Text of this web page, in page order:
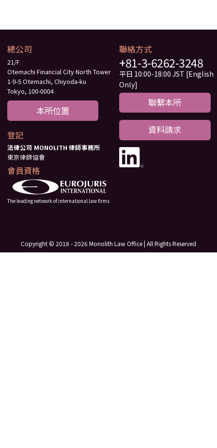
總公司
21/F
Otemachi Financial City North Tower
1-9-5 Otemachi, Chiyoda-ku
Tokyo, 100-0004
本所位置
登記
法律公司 MONOLITH 律師事務所
東京律師協會
會員資格
The leading network of international law firms
聯絡方式
+81-3-6262-3248
平日 10:00-18:00 JST [English
Only]
聯繫本所
資料請求
Copyright © 2018 - 2026 Monolith Law Office | All Rights Reserved